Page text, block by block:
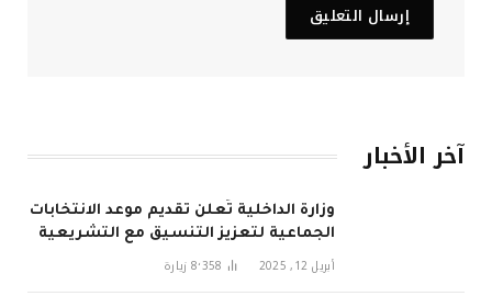
آخر الأخبار
وزارة الداخلية تُعلن تقديم موعد الانتخابات
الجماعية لتعزيز التنسيق مع التشريعية
في 2026
أبريل 12, 2025 8٬358 زيارة